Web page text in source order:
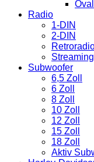
Oval
Radio
1-DIN
2-DIN
Subwoofer
6,5 Zoll
6 Zoll
8 Zoll
10 Zoll
12 Zoll
15 Zoll
18 Zoll
Aktiv